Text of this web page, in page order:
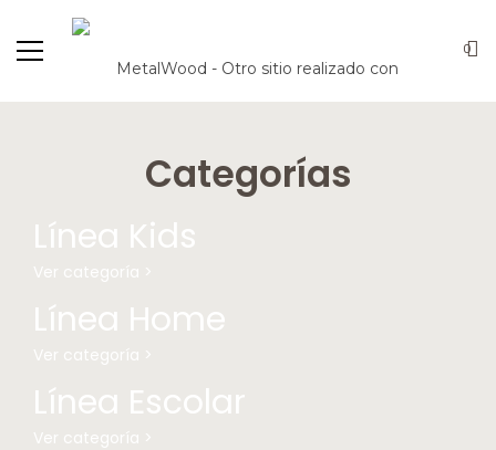
0
Categorías
Línea Kids
Ver categoría >
Línea Home
Ver categoría >
Línea Escolar
Ver categoría >